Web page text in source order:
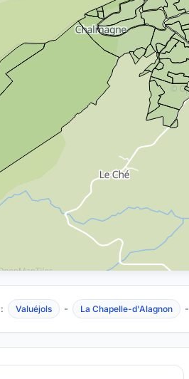
Valuéjols - La Chapelle-d'Alagnon -